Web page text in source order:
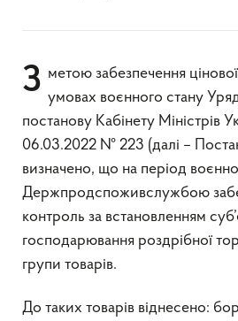
З метою забезпечення цінової стабільності в умовах воєнного стану
постанову Кабінету Міністрів
06.03.2022 № 223 (далі –
визначено, що на період
Держпродспоживслужбою
контроль за встановленням
господарювання роздрібної
групи товарів.
До таких товарів віднесено: